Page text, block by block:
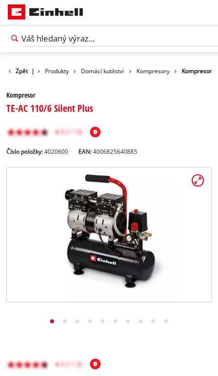
Zpět | Produkty Domácí kutilství Kompresory Kompresor
Kompresor
TE-AC 110/6 Silent Plus
Číslo položky: 4020600 EAN:4006825640885